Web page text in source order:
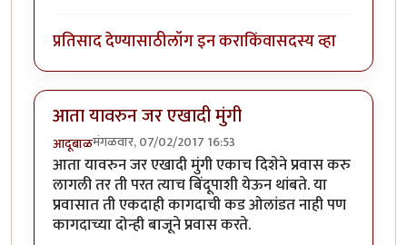
प्रतिसाद देण्यासाठीलॉग इन कराकिंवासदस्य व्हा
आता यावरुन जर एखादी मुंगी
आदूबाळमंगळवार, 07/02/2017 16:53
आता यावरुन जर एखादी मुंगी एकाच दिशेने प्रवास करु
लागली तर ती परत त्याच बिंदूपाशी येऊन थांबते. या
प्रवासात ती एकदाही कागदाची कड ओलांडत नाही पण
कागदाच्या दोन्ही बाजूने प्रवास करते.